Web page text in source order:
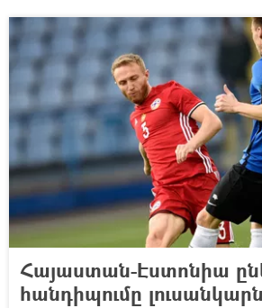
Հայաստան-Էստոնիա
հանդիպումը